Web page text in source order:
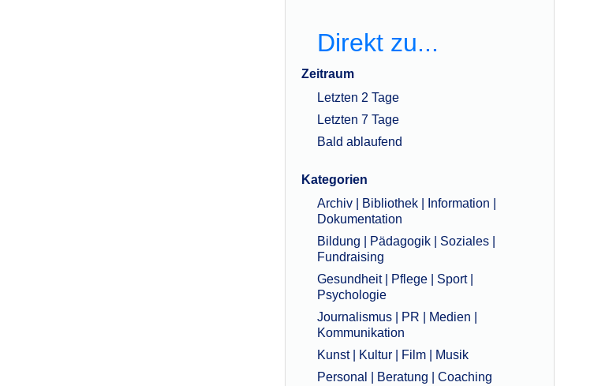
Direkt zu...
Zeitraum
Letzten 2 Tage
Letzten 7 Tage
Bald ablaufend
Kategorien
Archiv | Bibliothek | Information |
Dokumentation
Bildung | Pädagogik | Soziales |
Fundraising
Gesundheit | Pflege | Sport |
Psychologie
Journalismus | PR | Medien |
Kommunikation
Kunst | Kultur | Film | Musik
Personal | Beratung | Coaching